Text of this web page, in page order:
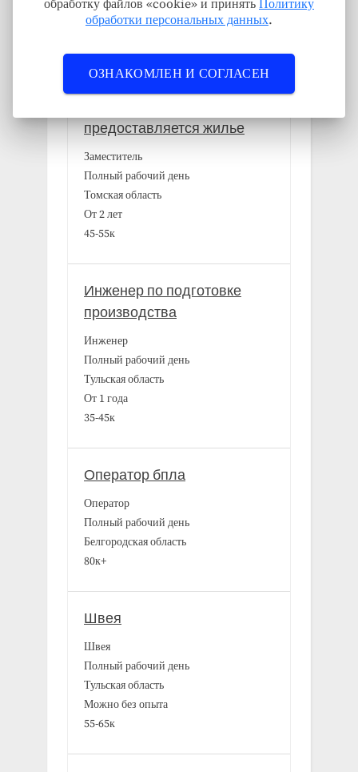
предоставляется жилье
Заместитель
Полный рабочий день
Томская область
От 2 лет
45-55к
Инженер по подготовке
производства
Инженер
Полный рабочий день
Тульская область
От 1 года
35-45к
Оператор бпла
Оператор
Полный рабочий день
Белгородская область
80к+
Швея
Швея
Полный рабочий день
Тульская область
Можно без опыта
55-65к
обработку файлов «cookie» и принять Политику
обработки персональных данных.
ОЗНАКОМЛЕН И СОГЛАСЕН